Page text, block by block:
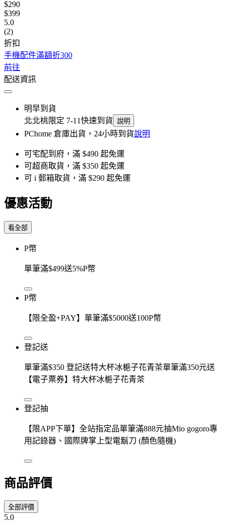
$290
$399
5.0
(2)
折扣
手機配件滿額折300
前往
配送資訊
明早到貨
北北桃限定 7-11快速到貨 說明
PChome 倉庫出貨，24小時到貨說明
可宅配到府，滿 $490 起免運
可超商取貨，滿 $350 起免運
可 i 郵箱取貨，滿 $290 起免運
優惠活動
看全部
P幣
單筆滿$499送5%P幣
P幣
【限全盈+PAY】單筆滿$5000送100P幣
登記送
單筆滿$350 登記送特大杯冰梔子花青茶單筆滿350元送
【電子票券】特大杯冰梔子花青茶
登記抽
【限APP下單】全站指定品單筆滿888元抽Mio gogoro專
用記錄器、國際牌掌上型電鬍刀 (顏色隨機)
商品評價
全部評價
5.0